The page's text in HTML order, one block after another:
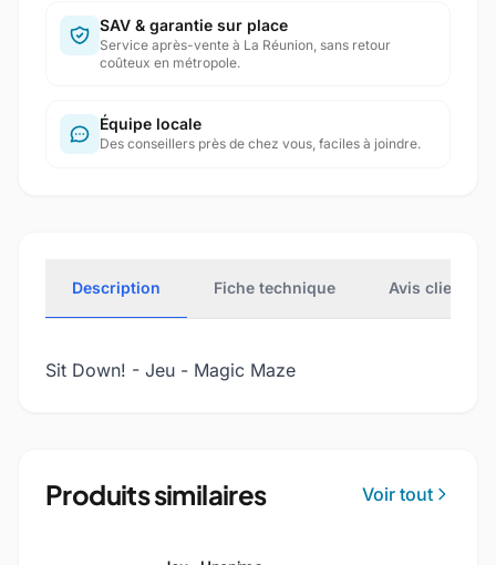
SAV & garantie sur place
Service après-vente à La Réunion, sans retour
coûteux en métropole.
Équipe locale
Des conseillers près de chez vous, faciles à joindre.
Description Fiche technique Avis clients
Sit Down! - Jeu - Magic Maze
Produits similaires Voir tout